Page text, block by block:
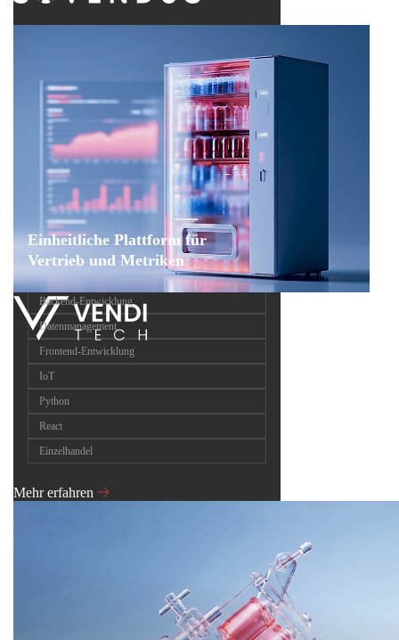
Einheitliche Plattform für
Vertrieb und Metriken
Backend-Entwicklung
Datenmanagement
Frontend-Entwicklung
IoT
Python
React
Einzelhandel
Mehr erfahren